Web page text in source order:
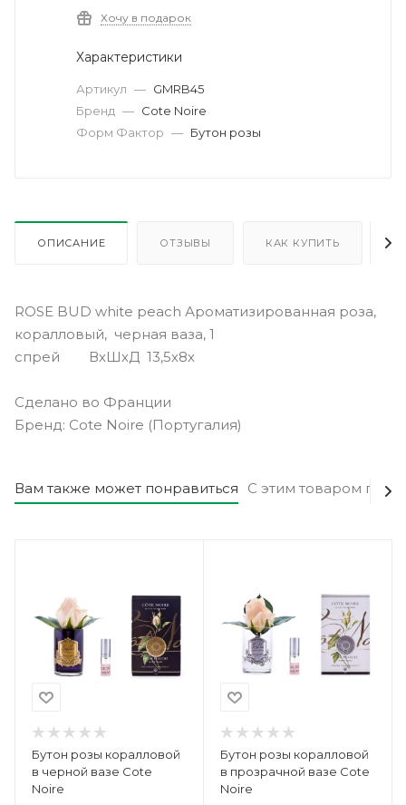
Хочу в подарок
Характеристики
Артикул — GMRB45
Бренд — Cote Noire
Форм Фактор — Бутон розы
ОПИСАНИЕ ОТЗЫВЫ КАК КУПИТЬ
ROSE BUD white peach Ароматизированная роза,
коралловый, черная ваза, 1
спрей ВхШхД 13,5х8х
Сделано во Франции
Бренд: Cote Noire (Португалия)
Вам также может понравиться С этим товаром
Бутон розы коралловой
в черной вазе Cote
Noire
Бутон розы коралловой
в прозрачной вазе Cote
Noire